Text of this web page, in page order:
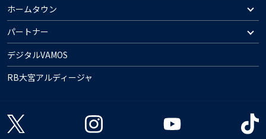
ホームタウン
パートナー
デジタルVAMOS
RB大宮アルディージャ